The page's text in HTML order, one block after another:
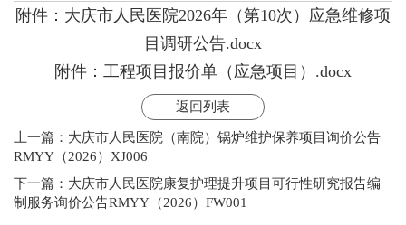
附件：大庆市人民医院2026年（第10次）应急维修项
目调研公告.docx
附件：工程项目报价单（应急项目）.docx
返回列表
上一篇： 大庆市人民医院（南院）锅炉维护保养项目询价公告
RMYY（2026）XJ006
下一篇： 大庆市人民医院康复护理提升项目可行性研究报告编
制服务询价公告RMYY（2026）FW001